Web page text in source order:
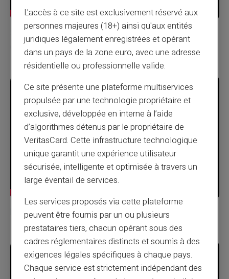
Solicite una nueva tarjeta Veritas en su área de
clientes
Hágalo todo, sin una cuenta bancaria
L'accès à ce site est exclusivement réservé aux
personnes majeures (18+) ainsi qu'aux entités
juridiques légalement enregistrées et opérant
dans un pays de la zone euro, avec une adresse
résidentielle ou professionnelle valide.
Ce site présente une plateforme multiservices
propulsée par une technologie propriétaire et
exclusive, développée en interne à l’aide
d’algorithmes détenus par le propriétaire de
VeritasCard. Cette infrastructure technologique
unique garantit une expérience utilisateur
sécurisée, intelligente et optimisée à travers un
large éventail de services.
Les services proposés via cette plateforme
peuvent être fournis par un ou plusieurs
prestataires tiers, chacun opérant sous des
cadres réglementaires distincts et soumis à des
exigences légales spécifiques à chaque pays.
Chaque service est strictement indépendant des